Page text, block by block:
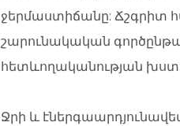
ջերմաստիճանը: Ճշգրիտ
շարունակական
հետևողականության
Ջրի և